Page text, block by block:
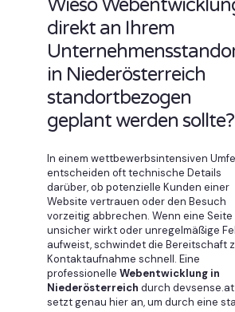
Wieso
direkt an Ihrem
in Niederösterreich
standortbezogen
geplant werden sollte?
In einem wettbewerbsintensiven
entscheiden oft technische Details
darüber, ob potenzielle Kunden einer
Website vertrauen oder den Besuch
vorzeitig abbrechen. Wenn eine Seite
unsicher wirkt oder unregelmäßige
aufweist, schwindet die Bereitschaft
Kontaktaufnahme schnell. Eine
professionelleWebentwicklung in
Niederösterreich durch devsense.at
setzt genau hier an, um durch eine